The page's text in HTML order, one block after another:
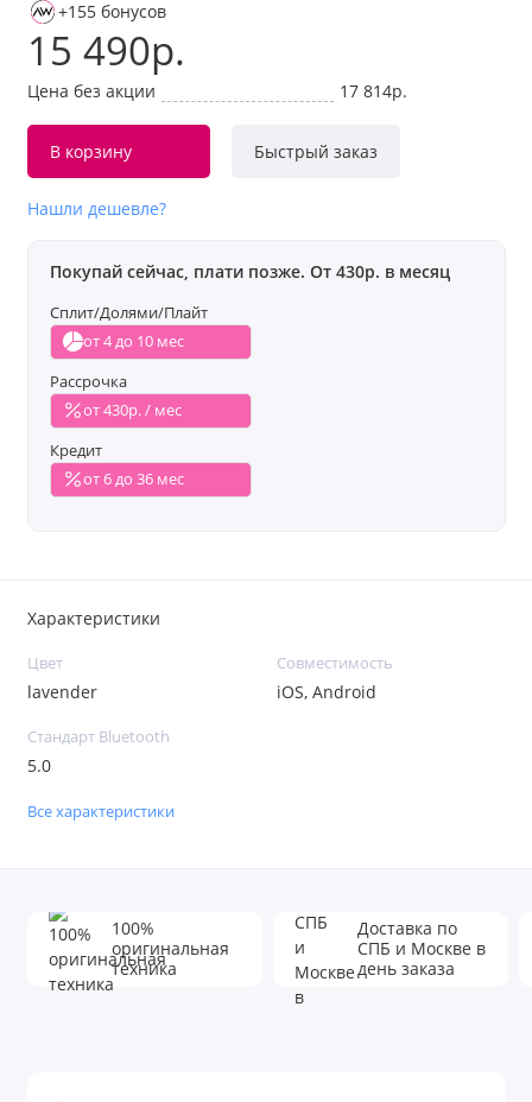
+155 бонусов
15 490р.
Цена без акции 17 814р.
В корзину Быстрый заказ
Нашли дешевле?
Покупай сейчас, плати позже. От 430р. в месяц
Сплит/Долями/Плайт
от 4 до 10 мес
Рассрочка
от 430р. / мес
Кредит
от 6 до 36 мес
Характеристики
Цвет
lavender
Совместимость
iOS, Android
Стандарт Bluetooth
5.0
Все характеристики
100%
оригинальная
техника
Доставка по
СПБ и Москве в
день заказа